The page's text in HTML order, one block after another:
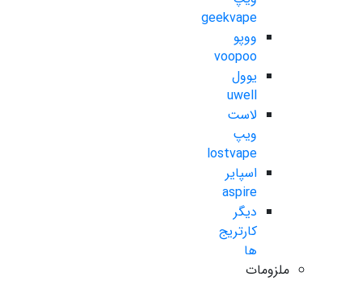
geekvape
ووپو
voopoo
یوول
uwell
لاست
ویپ
lostvape
اسپایر
aspire
دیگر
کارتریج
ها
ملزومات